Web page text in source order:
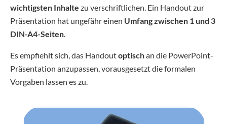
wichtigsten Inhalte zu verschriftlichen. Ein Handout zur
Präsentation hat ungefähr einen Umfang zwischen 1 und 3
DIN-A4-Seiten.
Es empfiehlt sich, das Handoutoptischan die PowerPoint-
Präsentation anzupassen, vorausgesetzt die formalen
Vorgaben lassen es zu.